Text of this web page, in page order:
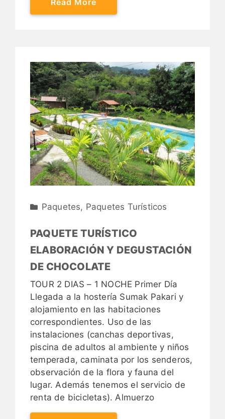
Paquetes, Paquetes Turísticos
PAQUETE TURÍSTICO
ELABORACIÓN Y DEGUSTACIÓN
DE CHOCOLATE
TOUR 2 DIAS – 1 NOCHE Primer Día
Llegada a la hostería Sumak Pakari y
alojamiento en las habitaciones
correspondientes. Uso de las
instalaciones (canchas deportivas,
piscina de adultos al ambiente y niños
temperada, caminata por los senderos,
observación de la flora y fauna del
lugar. Además tenemos el servicio de
renta de bicicletas). Almuerzo